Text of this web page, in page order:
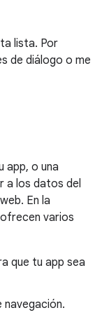
lista. Por
de diálogo o me
app, o una
a los datos del
En la
varios
que tu app sea
navegación.